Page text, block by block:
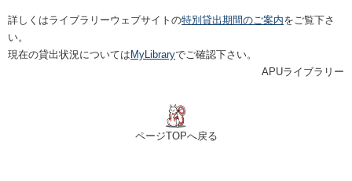
詳しくはライブラリーウェブサイトの特別貸出期間のご案内をご覧下さ
い。
現在の貸出状況についてはMyLibraryでご確認下さい。
APUライブラリー
ページTOPへ戻る